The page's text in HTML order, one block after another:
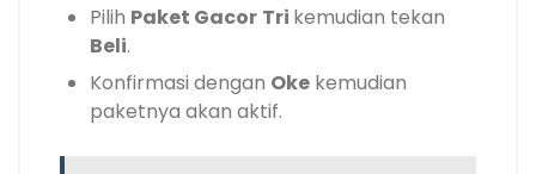
Pilih Paket Gacor Tri kemudian tekan
Beli.
Konfirmasi dengan Oke kemudian
paketnya akan aktif.